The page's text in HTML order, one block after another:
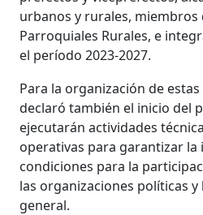
urbanos y rurales, miembros
Parroquiales Rurales, e
el período 2023-2027.
Para la organización de estas
declaró también el inicio del
ejecutarán actividades
operativas para garantizar la
condiciones para la
las organizaciones políticas y
general.